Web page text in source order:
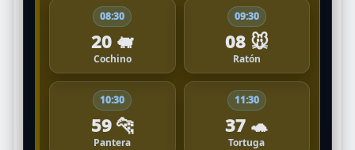
08:30
20 🐖
Cochino
09:30
08 🐭
Ratón
10:30
59 🐆
Pantera
11:30
37 🐢
Tortuga